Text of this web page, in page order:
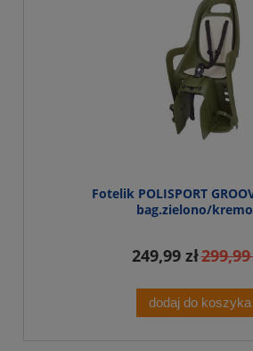
Fotelik POLISPORT
bag.zielono/
249,99 zł299,99
dodaj do koszyka